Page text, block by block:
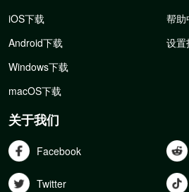
iOS下载
Android下载
Windows下载
macOS下载
帮助
设置
关于我们
Facebook
Twitter